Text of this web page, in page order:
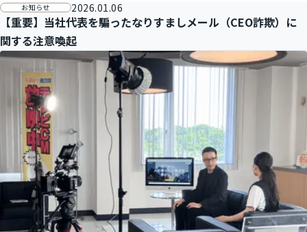
【重要】当社代表を騙ったなりすましメール（CEO詐欺）に
関する注意喚起
お知らせ 2026.01.06